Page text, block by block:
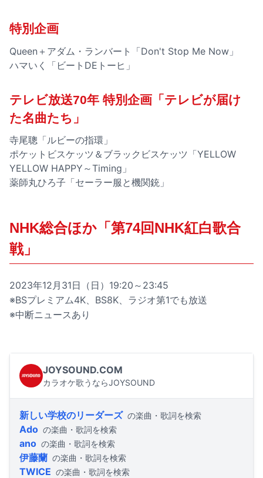
特別企画
Queen＋アダム・ランバート「Don't Stop Me Now」
ハマいく「ビートDEトーヒ」
テレビ放送70年 特別企画「テレビが届け
た名曲たち」
寺尾聰「ルビーの指環」
ポケットビスケッツ＆ブラックビスケッツ「YELLOW
YELLOW HAPPY～Timing」
薬師丸ひろ子「セーラー服と機関銃」
NHK総合ほか「第74回NHK紅白歌合
戦」
2023年12月31日（日）19:20～23:45
※BSプレミアム4K、BS8K、ラジオ第1でも放送
※中断ニュースあり
JOYSOUND.COM
カラオケ歌うならJOYSOUND
新しい学校のリーダーズ の楽曲・歌詞を検索
Ado の楽曲・歌詞を検索
ano の楽曲・歌詞を検索
伊藤蘭 の楽曲・歌詞を検索
TWICE の楽曲・歌詞を検索